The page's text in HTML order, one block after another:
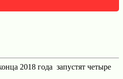
2018 года запустят четыре